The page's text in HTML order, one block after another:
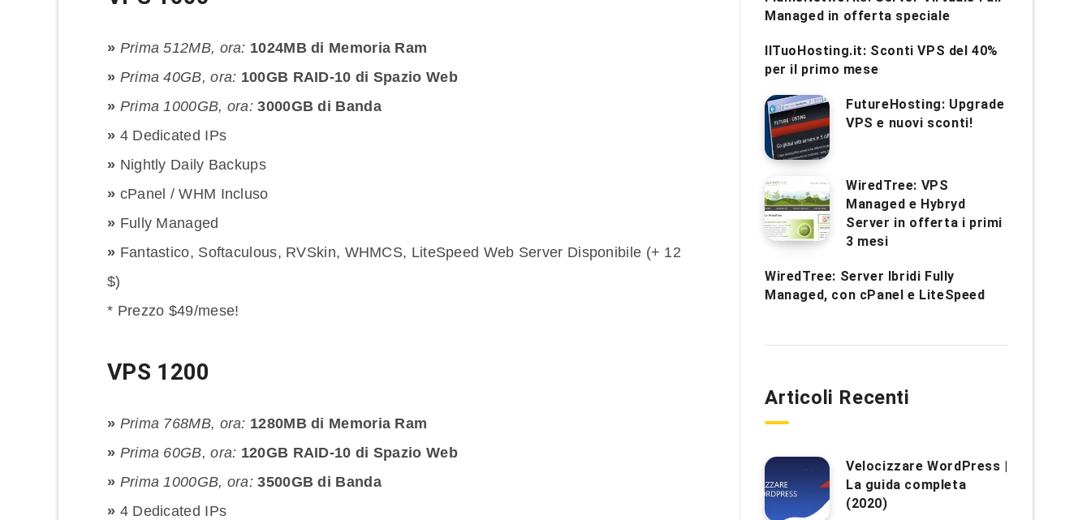
» Prima 512MB, ora: 1024MB di Memoria Ram
» Prima 40GB, ora: 100GB RAID-10 di Spazio Web
» Prima 1000GB, ora: 3000GB di Banda
» 4 Dedicated IPs
» Nightly Daily Backups
» cPanel / WHM Incluso
» Fully Managed
» Fantastico, Softaculous, RVSkin, WHMCS, LiteSpeed Web Server Disponibile (+ 12
$)
* Prezzo $49/mese!
VPS 1200
» Prima 768MB, ora: 1280MB di Memoria Ram
» Prima 60GB, ora: 120GB RAID-10 di Spazio Web
» Prima 1000GB, ora: 3500GB di Banda
» 4 Dedicated IPs
Managed in offerta speciale
IlTuoHosting.it: Sconti VPS del 40%
per il primo mese
FutureHosting: Upgrade
VPS e nuovi sconti!
WiredTree: VPS
Managed e Hybryd
Server in offerta i primi
3 mesi
WiredTree: Server Ibridi Fully
Managed, con cPanel e LiteSpeed
Articoli Recenti
Velocizzare WordPress |
La guida completa
(2020)